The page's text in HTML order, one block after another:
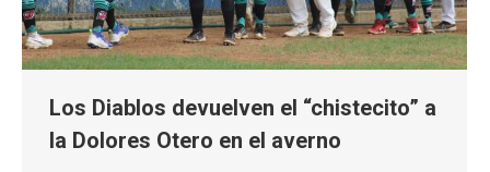
Los Diablos devuelven el “chistecito” a
la Dolores Otero en el averno